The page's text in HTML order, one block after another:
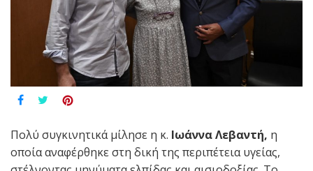
Πολύ συγκινητικά μίλησε η κ. Ιωάννα Λεβαντή, η
οποία αναφέρθηκε στη δική της περιπέτεια υγείας,